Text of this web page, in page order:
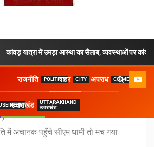
कांवड़ यात्रा में उमड़ा आस्था का सैलाब, व्यवस्थाओं पर
राजनीति POLITICSशहर CITY अपराध CRIME
उत्तराखंड
UTTARAKHAND
उत्तराखंड
में अचानक पहुँचे सीएम धामी तो मच गया